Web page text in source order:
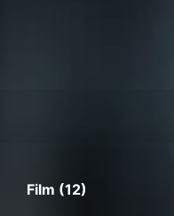
Film (12)